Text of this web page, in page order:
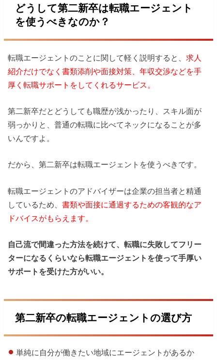
どうして第二新卒は転職エージェント
を使うべきなのか？
転職エージェントのことに関して軽く説明すると、求人
紹介だけでなく書類添削や面接対策、年収交渉などを手
厚く転職サポートをしてくれるサービス。
第二新卒だとどうしても職歴が浅かったり、スキル面が
弱っかりと、普通の転職に比べてネックになることが多
いんですよ。
だから、第二新卒は転職エージェントを使うべきです。
転職エージェントのアドバイザーは企業の担当者と精通
しているため、書類や面接に通過するための客観的なア
ドバイスがもらえます。
自己流で間違った方法を続けて、転職に失敗してフリー
ターになるくらいなら転職エージェントを使って手厚い
サポートを受けた方がいい。
第二新卒の転職エージェントの選び方
単純に自分が働きたい地域にエージェントがあるか